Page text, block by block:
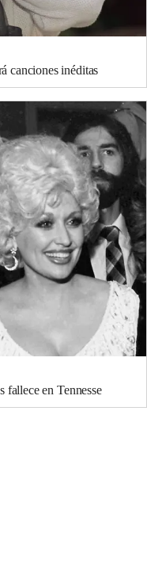
canciones inéditas
fallece en Tennesse